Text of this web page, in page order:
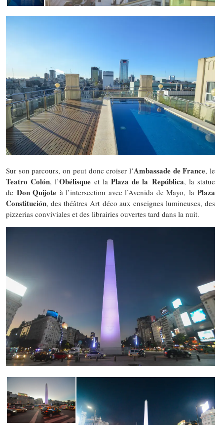
Sur son parcours, on peut donc croiser l’Ambassade de France, le
Teatro Colón, l’Obélisque et laPlaza de la República, la statue
de Don Quijote à l’intersection avec l’Avenida de Mayo, la Plaza
Constitución, des théâtres Art déco aux enseignes lumineuses, des
pizzerias conviviales et des librairies ouvertes tard dans la nuit.